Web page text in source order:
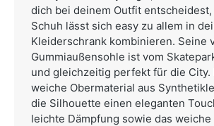
dich bei deinem Outfit
Schuh lässt sich easy zu allem in
Kleiderschrank kombinieren. Seine
Gummiaußensohle ist vom
und gleichzeitig perfekt für die City.
weiche Obermaterial aus
die Silhouette einen eleganten
leichte Dämpfung sowie das weiche